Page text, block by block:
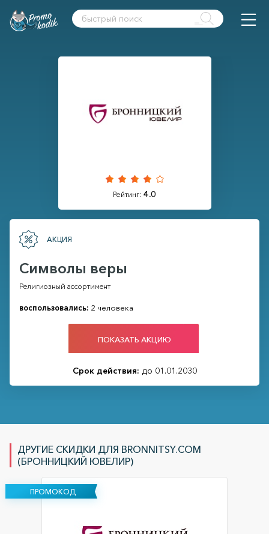
Рейтинг: 4.0
АКЦИЯ
Символы веры
Религиозный ассортимент
воспользовались: 2 человека
ПОКАЗАТЬ АКЦИЮ
Срок действия: до 01.01.2030
ДРУГИЕ СКИДКИ ДЛЯ BRONNITSY.COM
(БРОННИЦКИЙ ЮВЕЛИР)
ПРОМОКОД